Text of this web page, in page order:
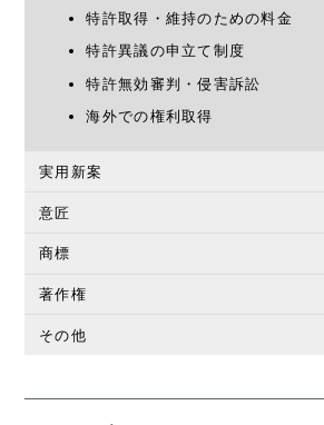
特許取得・維持のための料金
特許異議の申立て制度
特許無効審判・侵害訴訟
海外での権利取得
実用新案
意匠
商標
著作権
その他